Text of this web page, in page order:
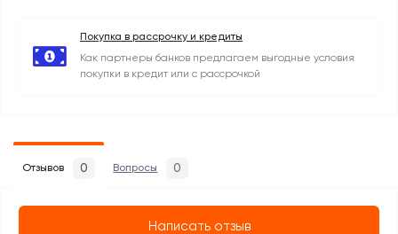
Покупка в рассрочку и кредиты
Как партнеры банков предлагаем выгодные условия
покупки в кредит или с рассрочкой
Отзывов 0 Вопросы 0
Написать отзыв